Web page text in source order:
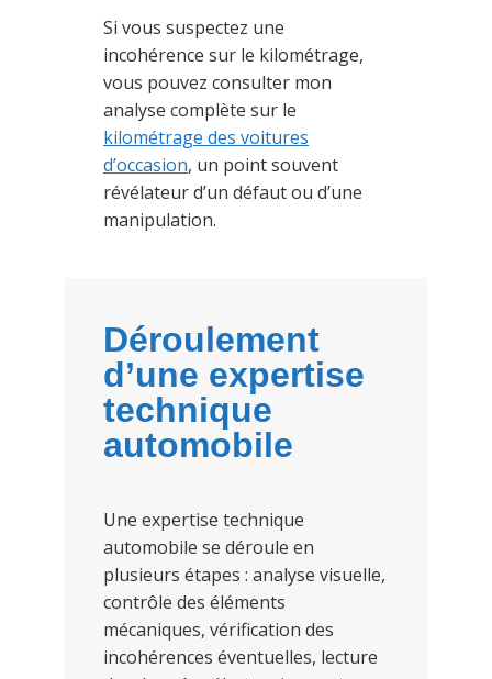
Si vous suspectez une
incohérence sur le kilométrage,
vous pouvez consulter mon
analyse complète sur le
kilométrage des voitures
d’occasion, un point souvent
révélateur d’un défaut ou d’une
manipulation.
Déroulement
d’une expertise
technique
automobile
Une expertise technique
automobile se déroule en
plusieurs étapes : analyse visuelle,
contrôle des éléments
mécaniques, vérification des
incohérences éventuelles, lecture